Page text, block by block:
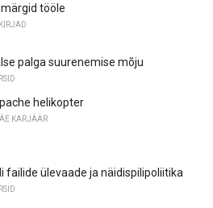
tööle
palga suurenemise mõju
helikopter
KARJÄÄR
failide ülevaade ja näidispilipoliitika